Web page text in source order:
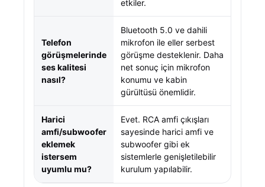
etkiler.
Telefon
görüşmelerinde
ses kalitesi
nasıl?
Bluetooth 5.0 ve dahili
mikrofon ile eller serbest
görüşme desteklenir. Daha
net sonuç için mikrofon
konumu ve kabin
gürültüsü önemlidir.
Harici
amfi/subwoofer
eklemek
istersem
uyumlu mu?
Evet. RCA amfi çıkışları
sayesinde harici amfi ve
subwoofer gibi ek
sistemlerle genişletilebilir
kurulum yapılabilir.